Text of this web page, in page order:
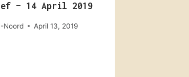
– 14 April 2019
Noord April 13, 2019